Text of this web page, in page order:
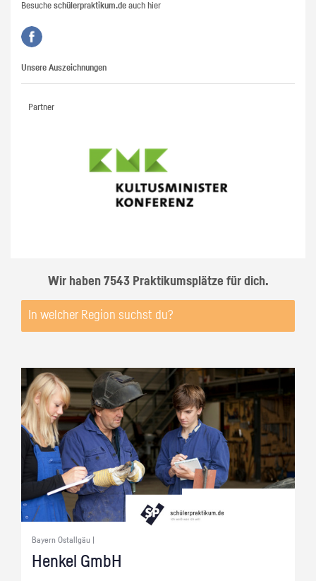
Besuche schülerpraktikum.de auch hier
Unsere Auszeichnungen
Partner
Wir haben 7543 Praktikumsplätze für dich.
Bayern Ostallgäu |
Hen­kel GmbH